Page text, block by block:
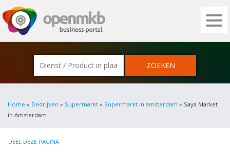
OPENMKB - DE ZAKELIJKE PORTAL
Home » Bedrijven » Supermarkt » Supermarkt in amsterdam » Saya Market
in Amsterdam
DEEL DEZE PAGINA